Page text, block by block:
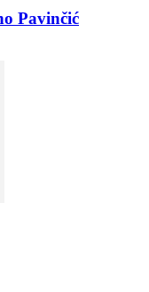
Pavinčić